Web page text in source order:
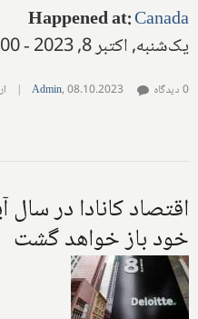
Happened at:Canada
یک‌شنبه, اکتبر 8, 2023 - 08:00
Admin,08.10.2023
| 0 دیدگاه
اقتصاد کانادا در سال
خود باز خواهد گشت